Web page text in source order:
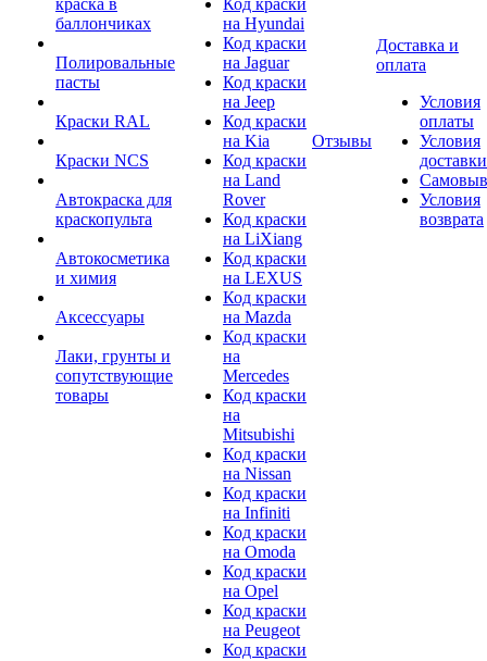
краска в
баллончиках
Полировальные
пасты
Краски RAL
Краски NCS
Автокраска для
краскопульта
Автокосметика
и химия
Аксессуары
Лаки, грунты и
сопутствующие
товары
Код краски
на Hyundai
Код краски
на Jaguar
Код краски
на Jeep
Код краски
на Kia
Код краски
на Land
Rover
Код краски
на LiXiang
Код краски
на LEXUS
Код краски
на Mazda
Код краски
на
Mercedes
Код краски
на
Mitsubishi
Код краски
на Nissan
Код краски
на Infiniti
Код краски
на Omoda
Код краски
на Opel
Код краски
на Peugeot
Код краски
Отзывы
Доставка и
оплата
Условия
оплаты
Условия
доставки
Условия
возврата